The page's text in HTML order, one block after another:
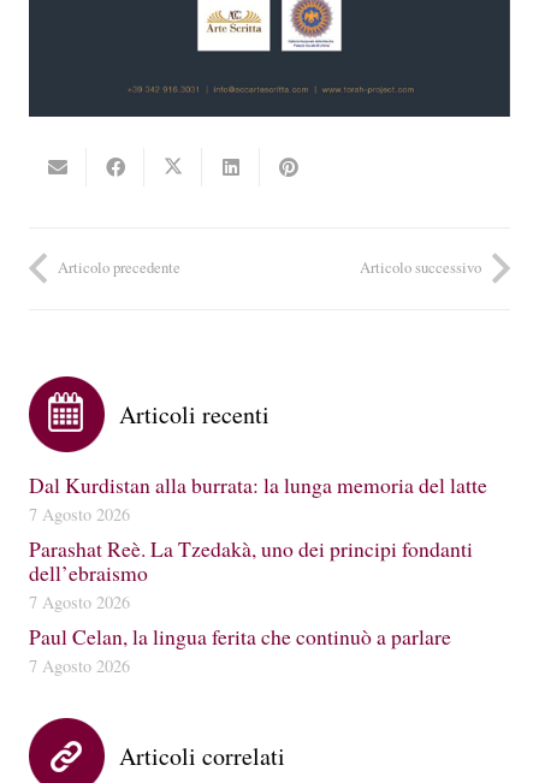
Articolo precedente Articolo successivo
Articoli recenti
Dal Kurdistan alla burrata: la lunga memoria del latte
7 Agosto 2026
Parashat Reè. La Tzedakà, uno dei principi fondanti
dell’ebraismo
7 Agosto 2026
Paul Celan, la lingua ferita che continuò a parlare
7 Agosto 2026
Articoli correlati